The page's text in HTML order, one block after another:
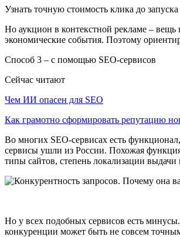
Узнать точную стоимость клика до
Но аукцион в контекстной рекламе –
экономические события. Поэтому
Способ 3 – с помощью SEO-сервисов
Сейчас читают
Чем ИИ опасен для SEO
Как грамотно сформировать репутацию
Во многих SEO-сервисах есть
сервисы ушли из России. Похожая
типы сайтов, степень локализации
Но у всех подобных сервисов есть
конкуренции может быть не совсем